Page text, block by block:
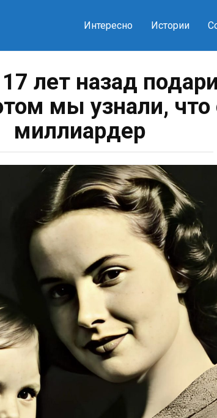
Интересно Истории
лет назад
мы узнали,
миллиардер